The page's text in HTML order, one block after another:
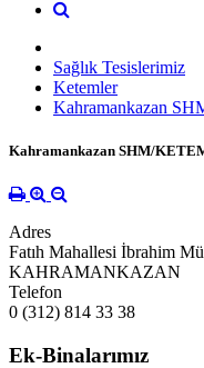
Sağlık Tesislerimiz
Ketemler
Kahramankazan
Kahramankazan SHM/
Adres
Fatıh Mahallesi İbrahim
KAHRAMANKAZAN
Telefon
0 (312) 814 33 38
Ek-Binalarımız